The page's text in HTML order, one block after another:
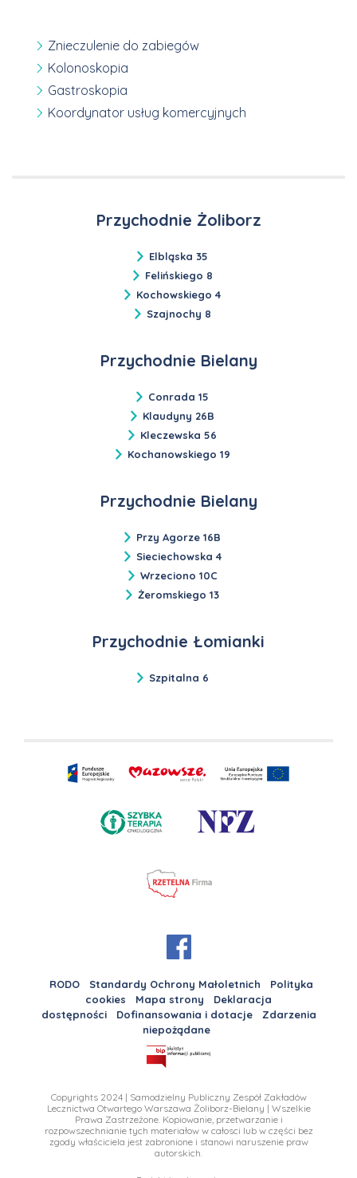
Znieczulenie do zabiegów
Kolonoskopia
Gastroskopia
Koordynator usług komercyjnych
Przychodnie Żoliborz
Elbląska 35
Felińskiego 8
Kochowskiego 4
Szajnochy 8
Przychodnie Bielany
Conrada 15
Klaudyny 26B
Kleczewska 56
Kochanowskiego 19
Przychodnie Bielany
Przy Agorze 16B
Sieciechowska 4
Wrzeciono 10C
Żeromskiego 13
Przychodnie Łomianki
Szpitalna 6
RODO Standardy Ochrony Małoletnich
Polityka
cookies
Mapa strony
Deklaracja
dostępności
Dofinansowania i dotacje
Zdarzenia
niepożądane
Copyrights 2024 | Samodzielny Publiczny Zespół Zakładów
Lecznictwa Otwartego Warszawa Żoliborz-Bielany | Wszelkie
Prawa Zastrzeżone. Kopiowanie, przetwarzanie i
rozpowszechnianie tych materiałow w całosci lub w części bez
zgody właściciela jest zabronione i stanowi naruszenie praw
autorskich.